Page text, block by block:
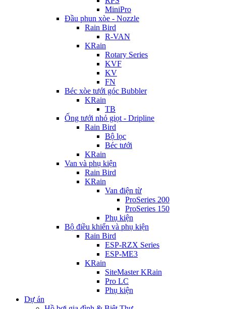
MiniPro
Đầu phun xòe - Nozzle
Rain Bird
R-VAN
KRain
Rotary Series
KVF
KV
FN
Béc xòe tưới góc Bubbler
KRain
TB
Ống tưới nhỏ giọt - Dripline
Rain Bird
Bộ lọc
Béc tưới
KRain
Van và phụ kiện
Rain Bird
KRain
Van điện từ
ProSeries 200
ProSeries 150
Phụ kiện
Bộ điều khiển và phụ kiện
Rain Bird
ESP-RZX Series
ESP-ME3
KRain
SiteMaster KRain
Pro LC
Phụ kiện
Dự án